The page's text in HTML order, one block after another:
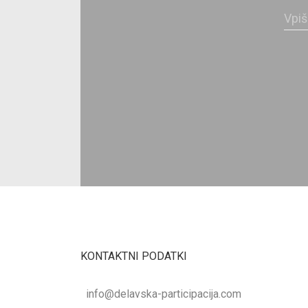
KONTAKTNI PODATKI
info@delavska-participacija.com